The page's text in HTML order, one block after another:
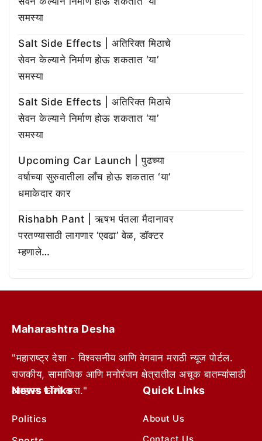
समस्या
Salt Side Effects | अतिरिक्त मिठाचे
सेवन केल्याने निर्माण होऊ शकतात ‘या’
समस्या
Salt Side Effects | अतिरिक्त मिठाचे
सेवन केल्याने निर्माण होऊ शकतात ‘या’
समस्या
Upcoming Car Launch | पुढच्या
वर्षाच्या सुरुवातीला लाँच होऊ शकतात ‘या’
धमाकेदार कार
Rishabh Pant | ऋषभ पंतला मैदानावर
परतण्यासाठी लागणार ‘एवढा’ वेळ, डॉक्टर
म्हणाले…
Maharashtra Desha
"महाराष्ट्र देशा - विश्वसनीय आणि वेगवान मराठी न्यूज पोर्टल.
राजकीय, सामाजिक आणि मनोरंजन क्षेत्रातील अचूक बातम्यांसाठी
आम्हाला फॉलो करा."
News Links
Politics
Quick Links
About Us